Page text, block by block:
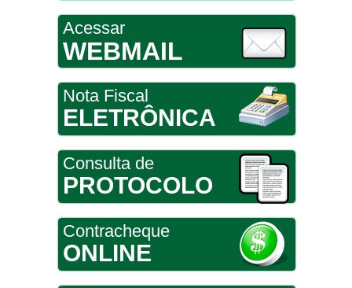
Acessar
WEBMAIL
Nota Fiscal
ELETRÔNICA
Consulta de
PROTOCOLO
Contracheque
ONLINE